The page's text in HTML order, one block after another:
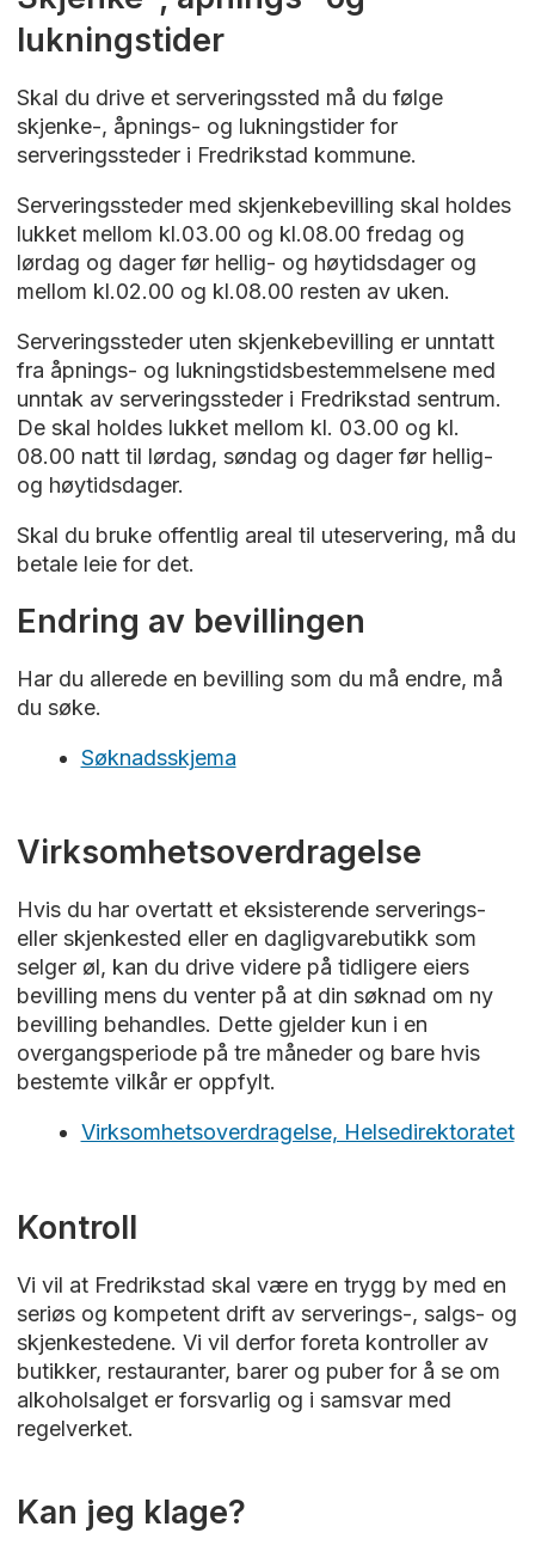
lukningstider
Skal du drive et serveringssted må du følge
skjenke-, åpnings- og lukningstider for
serveringssteder i Fredrikstad kommune.
Serveringssteder med skjenkebevilling skal holdes
lukket mellom kl.03.00 og kl.08.00 fredag og
lørdag og dager før hellig- og høytidsdager og
mellom kl.02.00 og kl.08.00 resten av uken.
Serveringssteder uten skjenkebevilling er unntatt
fra åpnings- og lukningstidsbestemmelsene med
unntak av serveringssteder i Fredrikstad sentrum.
De skal holdes lukket mellom kl. 03.00 og kl.
08.00 natt til lørdag, søndag og dager før hellig-
og høytidsdager.
Skal du bruke offentlig areal til uteservering, må du
betale leie for det.
Endring av bevillingen
Har du allerede en bevilling som du må endre, må
du søke.
Søknadsskjema
Virksomhetsoverdragelse
Hvis du har overtatt et eksisterende serverings-
eller skjenkested eller en dagligvarebutikk som
selger øl, kan du drive videre på tidligere eiers
bevilling mens du venter på at din søknad om ny
bevilling behandles. Dette gjelder kun i en
overgangsperiode på tre måneder og bare hvis
bestemte vilkår er oppfylt.
Virksomhetsoverdragelse, Helsedirektoratet
Kontroll
Vi vil at Fredrikstad skal være en trygg by med en
seriøs og kompetent drift av serverings-, salgs- og
skjenkestedene. Vi vil derfor foreta kontroller av
butikker, restauranter, barer og puber for å se om
alkoholsalget er forsvarlig og i samsvar med
regelverket.
Kan jeg klage?